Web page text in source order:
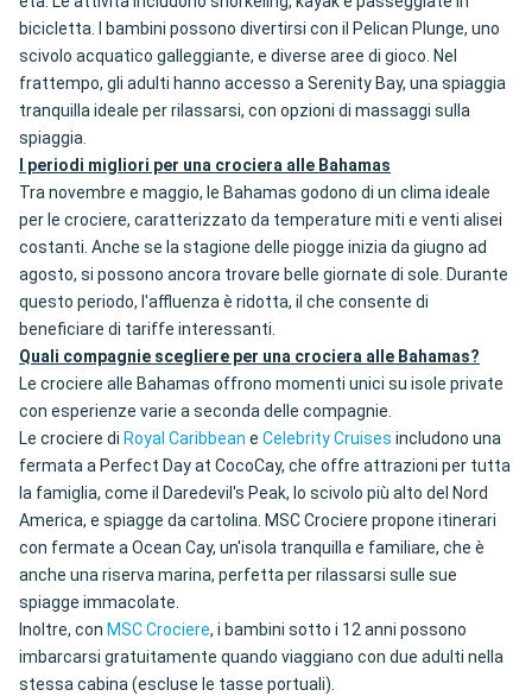
bicicletta. I bambini possono divertirsi con il Pelican Plunge, uno
scivolo acquatico galleggiante, e diverse aree di gioco. Nel
frattempo, gli adulti hanno accesso a Serenity Bay, una spiaggia
tranquilla ideale per rilassarsi, con opzioni di massaggi sulla
spiaggia.
I periodi migliori per una crociera alle Bahamas
Tra novembre e maggio, le Bahamas godono di un clima ideale
per le crociere, caratterizzato da temperature miti e venti alisei
costanti. Anche se la stagione delle piogge inizia da giugno ad
agosto, si possono ancora trovare belle giornate di sole. Durante
questo periodo, l'affluenza è ridotta, il che consente di
beneficiare di tariffe interessanti.
Quali compagnie scegliere per una crociera alle Bahamas?
Le crociere alle Bahamas offrono momenti unici su isole private
con esperienze varie a seconda delle compagnie.
Le crociere di Royal Caribbean e Celebrity Cruises includono una
fermata a Perfect Day at CocoCay, che offre attrazioni per tutta
la famiglia, come il Daredevil's Peak, lo scivolo più alto del Nord
America, e spiagge da cartolina. MSC Crociere propone itinerari
con fermate a Ocean Cay, un'isola tranquilla e familiare, che è
anche una riserva marina, perfetta per rilassarsi sulle sue
spiagge immacolate.
Inoltre, con MSC Crociere, i bambini sotto i 12 anni possono
imbarcarsi gratuitamente quando viaggiano con due adulti nella
stessa cabina (escluse le tasse portuali).